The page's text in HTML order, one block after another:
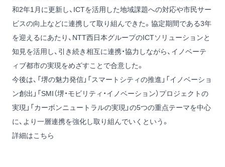
和2年1月に更新し、ICTを活用した地域課題への対応や市民サー
ビスの向上などに連携して取り組んできた。協定期間である3年
を迎えるにあたり、NTT西日本グループのICTソリューションと
知見を活用し、引き続き相互に連携・協力しながら、イノベーテ
ィブ都市の実現をめざすことで合意した。
今後は、「堺の魅力発信」「スマートシティの推進」「イノベーショ
ン創出」「SMI（堺・モビリティ・イノベーション）プロジェクトの
実現」「カーボンニュートラルの実現」の5つの重点テーマを中心
に、より一層連携を強化し取り組んでいくという。
詳細はこちら